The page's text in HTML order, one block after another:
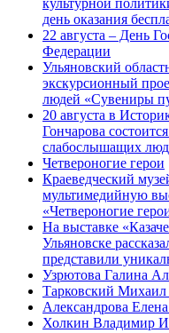
культурной
день оказания
22 августа – День
Федерации
Ульяновский
экскурсионный
людей «Сувениры
20 августа в
Гончарова
слабослышащих
Четвероногие герои
Краеведческий
мультимедийную
«Четвероногие
На выставке
Ульяновске
представили
Узрютова Галина
Тарковский
Александрова
Холкин Владимир